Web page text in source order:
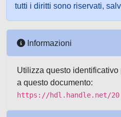
tutti i diritti sono riservati,
Informazioni
Utilizza questo
a questo documento:
https://hdl.handle.net/